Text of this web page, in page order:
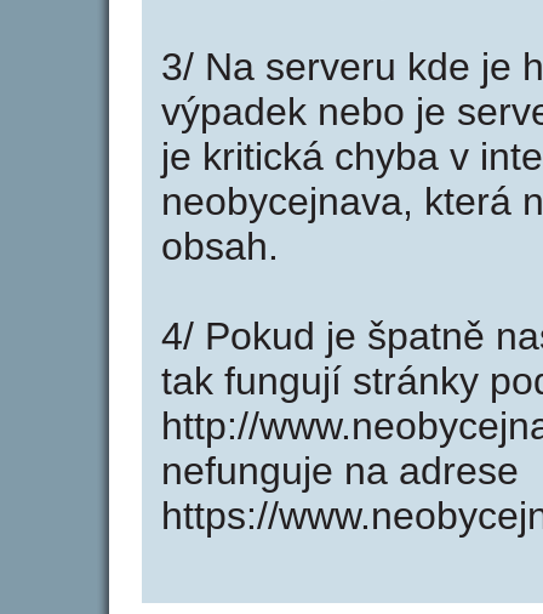
3/ Na serveru kde je
výpadek nebo je
je kritická chyba v
neobycejnava, která
obsah.
4/ Pokud je špatně
tak fungují stránky
http://
nefunguje na adrese
https://